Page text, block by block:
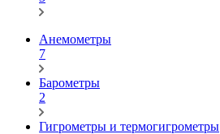
Анемометры
7
Барометры
2
Гигрометры и термогигрометры